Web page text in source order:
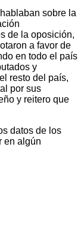
sobre la
de la oposición,
a favor de
en todo el país
y
resto del país,
por sus
y reitero que
datos de los
en algún